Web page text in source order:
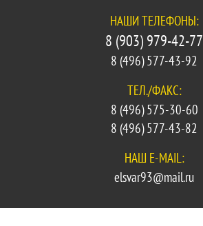
НАШИ ТЕЛЕФОНЫ:
8 (903) 979-42-77
8 (496) 577-43-92
ТЕЛ./ФАКС:
8 (496) 575-30-60
8 (496) 577-43-82
НАШ E-MAIL:
elsvar93@mail.ru